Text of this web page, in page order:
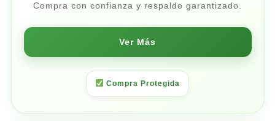
Compra con confianza y respaldo garantizado.
Ver Más
Compra Protegida